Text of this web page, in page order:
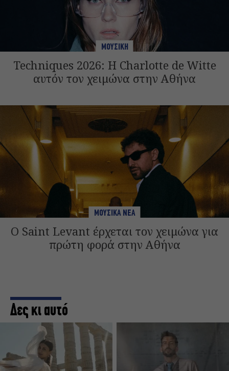
ΜΟΥΣΙΚΗ
Techniques 2026: Η Charlotte de Witte
αυτόν τον χειμώνα στην Αθήνα
ΜΟΥΣΙΚΑ ΝΕΑ
Ο Saint Levant έρχεται τον χειμώνα για
πρώτη φορά στην Αθήνα
Δες κι αυτό